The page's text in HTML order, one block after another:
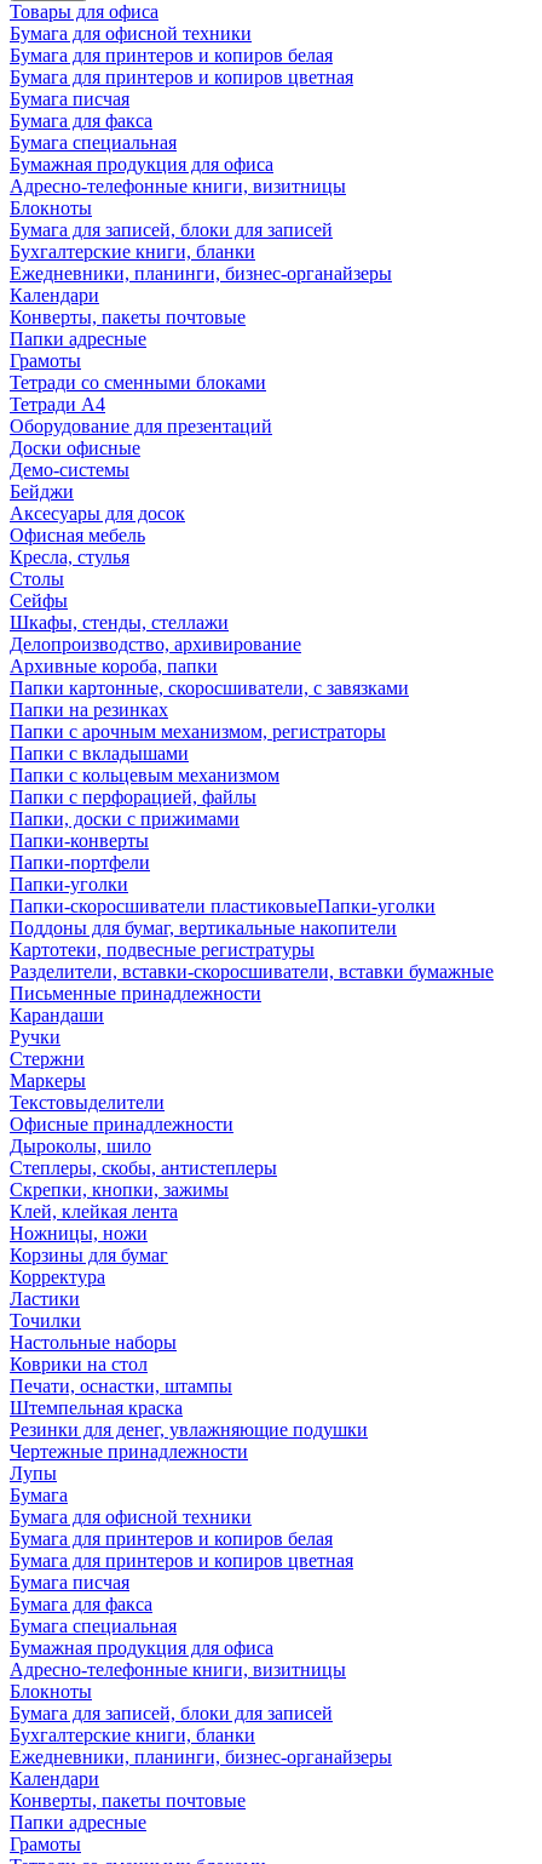
Товары для офиса
Бумага для офисной техники
Бумага для принтеров и копиров белая
Бумага для принтеров и копиров цветная
Бумага писчая
Бумага для факса
Бумага специальная
Бумажная продукция для офиса
Адресно-телефонные книги, визитницы
Блокноты
Бумага для записей, блоки для записей
Бухгалтерские книги, бланки
Ежедневники, планинги, бизнес-органайзеры
Календари
Конверты, пакеты почтовые
Папки адресные
Грамоты
Тетради со сменными блоками
Тетради А4
Оборудование для презентаций
Доски офисные
Демо-системы
Бейджи
Аксесуары для досок
Офисная мебель
Кресла, стулья
Столы
Сейфы
Шкафы, стенды, стеллажи
Делопроизводство, архивирование
Архивные короба, папки
Папки картонные, скоросшиватели, с завязками
Папки на резинках
Папки с арочным механизмом, регистраторы
Папки с вкладышами
Папки с кольцевым механизмом
Папки с перфорацией, файлы
Папки, доски с прижимами
Папки-конверты
Папки-портфели
Папки-уголки
Папки-скоросшиватели пластиковыеПапки-уголки
Поддоны для бумаг, вертикальные накопители
Картотеки, подвесные регистратуры
Разделители, вставки-скоросшиватели, вставки бумажные
Письменные принадлежности
Карандаши
Ручки
Стержни
Маркеры
Текстовыделители
Офисные принадлежности
Дыроколы, шило
Степлеры, скобы, антистеплеры
Скрепки, кнопки, зажимы
Клей, клейкая лента
Ножницы, ножи
Корзины для бумаг
Корректура
Ластики
Точилки
Настольные наборы
Коврики на стол
Печати, оснастки, штампы
Штемпельная краска
Резинки для денег, увлажняющие подушки
Чертежные принадлежности
Лупы
Бумага
Бумага для офисной техники
Бумага для принтеров и копиров белая
Бумага для принтеров и копиров цветная
Бумага писчая
Бумага для факса
Бумага специальная
Бумажная продукция для офиса
Адресно-телефонные книги, визитницы
Блокноты
Бумага для записей, блоки для записей
Бухгалтерские книги, бланки
Ежедневники, планинги, бизнес-органайзеры
Календари
Конверты, пакеты почтовые
Папки адресные
Грамоты